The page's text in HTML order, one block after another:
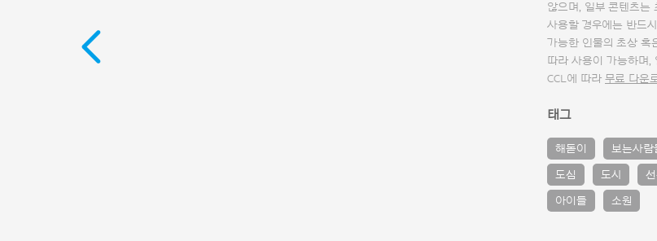
않으며, 일부 콘텐츠는
사용할 경우에는 반드
가능한 인물의 초상 혹
따라 사용이 가능하며,
CCL에 따라 무료 다운
태그
해돋이 보는사람
도심 도시
아이들 소원